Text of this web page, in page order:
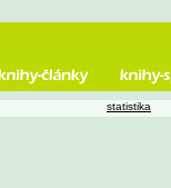
statistika